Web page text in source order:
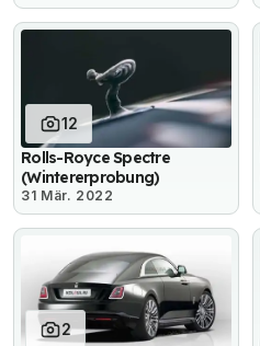
12
Rolls-Royce Spectre
(Wintererprobung)
31 Mär. 2022
2